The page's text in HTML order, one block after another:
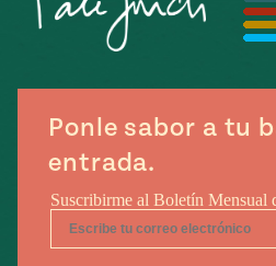
Ponle sabor a tu
entrada.